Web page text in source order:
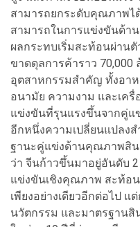
สามารถยกระดับคุณภาพไ
สามารถในการแข่งขันด้า
ผลกระทบเริ่มสะท้อนผ่านตั
ขาดดุลการค้าราว
อุตสาหกรรมสำคัญ ทั้งอา
อนามัย ความงาม และเครื่
แข่งขันที่รุนแรงขึ้นจากคู่แ
อีกหนึ่งความเปลี่ยนแปลง
ฐานะคู่แข่งด้านคุณภาพสิน
ว่า จีนก้าวขึ้นมาอยู่อันดับ
แข่งขันเชิงคุณภาพ สะท้อ
เพียงอย่างเดียวอีกต่อไป
นวัตกรรม และมาตรฐาน